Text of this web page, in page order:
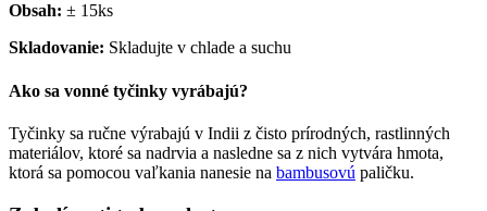
Obsah: ± 15ks
Skladovanie: Skladujte v chlade a suchu
Ako sa vonné tyčinky vyrábajú?
Tyčinky sa ručne výrabajú v Indii z čisto prírodných, rastlinných
materiálov, ktoré sa nadrvia a nasledne sa z nich vytvára hmota,
ktorá sa pomocou vaľkania nanesie na bambusovú paličku.